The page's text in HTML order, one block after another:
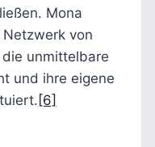
Mona
von
unmittelbare
und ihre eigene
[6]